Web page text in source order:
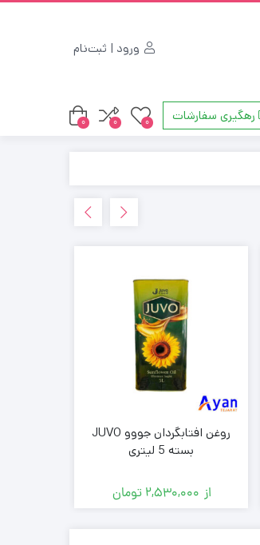
ورود | ثبت‌نام
رهگیری سفارشات 0
0
0
روغن افتابگردان جووو JUVO
بسته 5 لیتری
از 2,530,000 تومان